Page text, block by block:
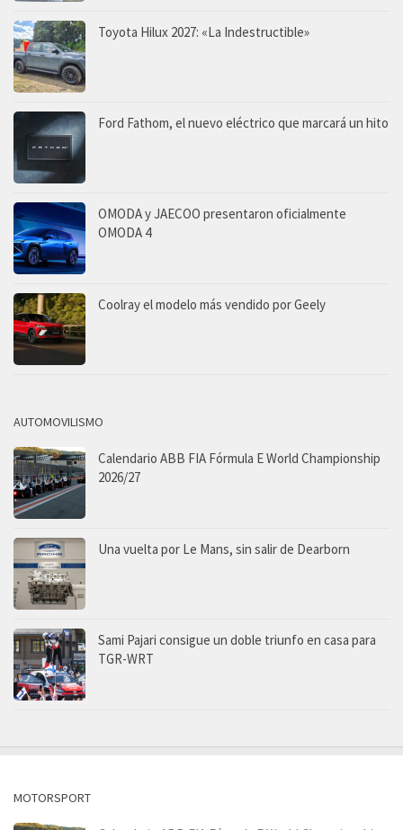
Toyota Hilux 2027: «La Indestructible»
Ford Fathom, el nuevo eléctrico que marcará un hito
OMODA y JAECOO presentaron oficialmente
OMODA 4
Coolray el modelo más vendido por Geely
AUTOMOVILISMO
Calendario ABB FIA Fórmula E World Championship
2026/27
Una vuelta por Le Mans, sin salir de Dearborn
Sami Pajari consigue un doble triunfo en casa para
TGR-WRT
MOTORSPORT